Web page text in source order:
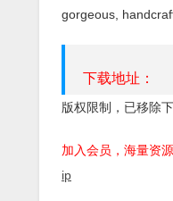
gorgeous,
下载地址：
版权限制，已移除
加入会员，海量资
ip